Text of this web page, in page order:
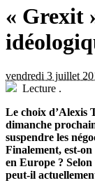
« Grexit
vendredi 3 juillet
Lecture .
Le choix d’Alexis
dimanche
suspendre les
Finalement, est-
en Europe ?
peut-il